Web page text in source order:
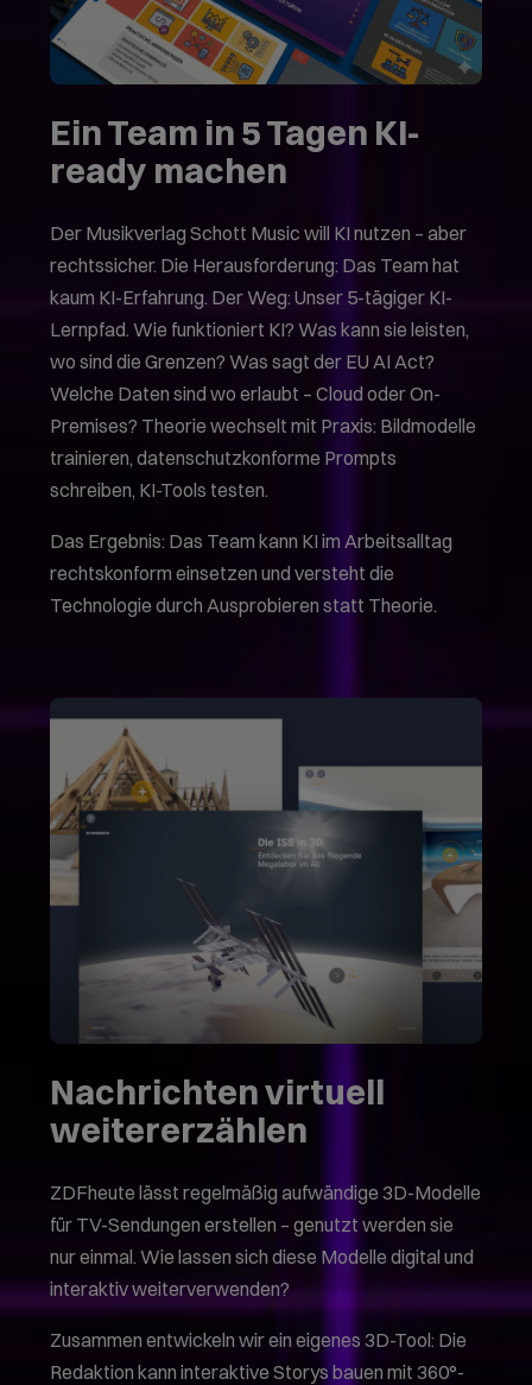
Ein Team in 5 Tagen KI-
ready machen
Der Musikverlag Schott Music will KI nutzen – aber
rechtssicher. Die Herausforderung: Das Team hat
kaum KI-Erfahrung. Der Weg: Unser 5-tägiger KI-
Lernpfad. Wie funktioniert KI? Was kann sie leisten,
wo sind die Grenzen? Was sagt der EU AI Act?
Welche Daten sind wo erlaubt – Cloud oder On-
Premises? Theorie wechselt mit Praxis: Bildmodelle
trainieren, datenschutzkonforme Prompts
schreiben, KI-Tools testen.
Das Ergebnis: Das Team kann KI im Arbeitsalltag
rechtskonform einsetzen und versteht die
Technologie durch Ausprobieren statt Theorie.
Nachrichten virtuell
weitererzählen
ZDFheute lässt regelmäßig aufwändige 3D-Modelle
für TV-Sendungen erstellen – genutzt werden sie
nur einmal. Wie lassen sich diese Modelle digital und
interaktiv weiterverwenden?
Zusammen entwickeln wir ein eigenes 3D-Tool: Die
Redaktion kann interaktive Storys bauen mit 360°-